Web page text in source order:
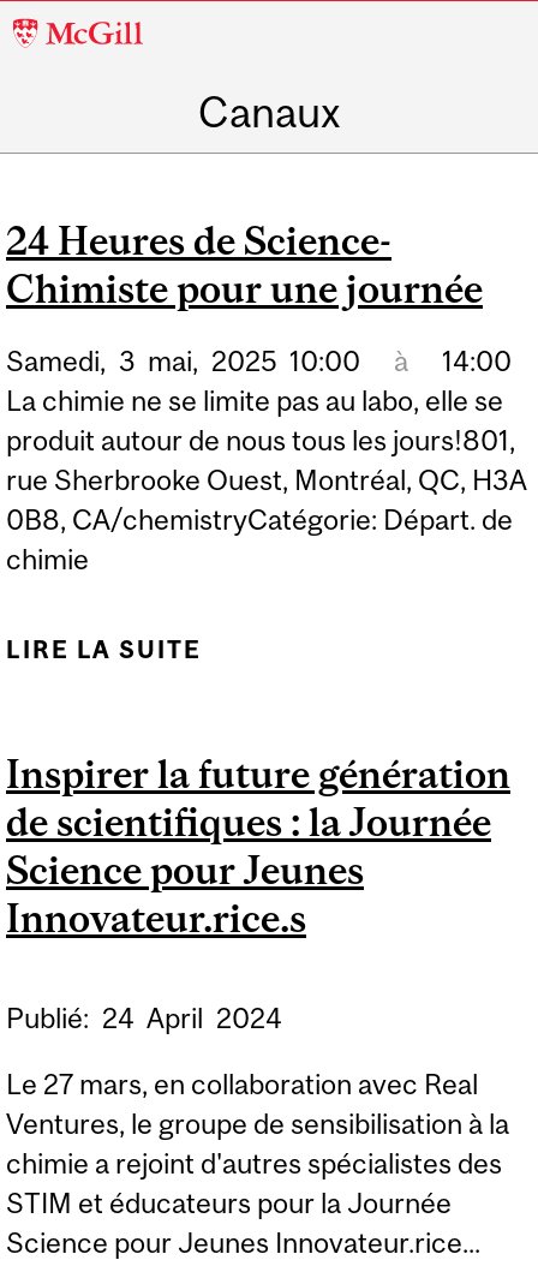
McGill
Canaux
24 Heures de Science-
Chimiste pour une journée
Samedi, 3 mai, 2025 10:00 à
14:00
La chimie ne se limite pas au labo, elle se
produit autour de nous tous les jours!801,
rue Sherbrooke Ouest, Montréal, QC, H3A
0B8, CA/chemistryCatégorie: Départ. de
chimie
LIRE LA SUITE
Inspirer la future génération
de scientifiques : la Journée
Science pour Jeunes
Innovateur.rice.s
Publié: 24 April 2024
Le 27 mars, en collaboration avec Real
Ventures, le groupe de sensibilisation à la
chimie a rejoint d'autres spécialistes des
STIM et éducateurs pour la Journée
Science pour Jeunes Innovateur.rice...